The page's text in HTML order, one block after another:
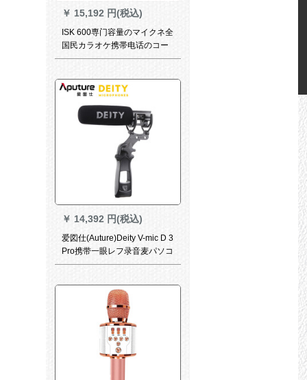
￥ 15,192 円(税込)
ISK 600専门容量のマイクネ全
国民カラオケ携帯电话のコー
ンピジューの素早さは音を立
マイトといいます。マイクの
イケンの音カドのスポットラ
イト汎用ISK 600ロケト+アイ
￥ 14,392 円(税込)
爱図仕(Auture)Deity V-mic D 3
Pro携带一眼レフ录音麦パソコ
ンビデオーV-mic D 3 Pro